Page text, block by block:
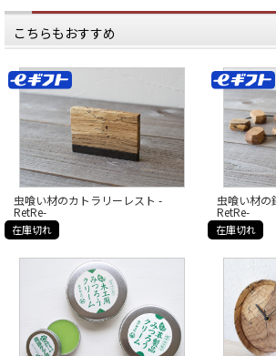
こちらもおすすめ
虫喰い材のカトラリーレスト -
RetRe-
在庫切れ
虫喰い材の
RetRe-
在庫切れ